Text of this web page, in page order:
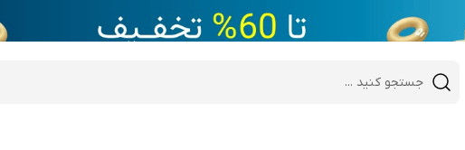
desktop header search